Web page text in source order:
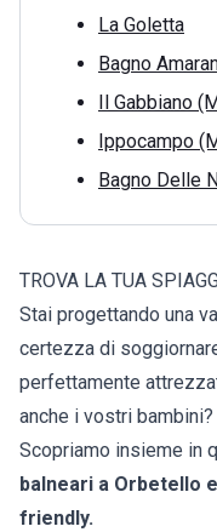
La Goletta
Bagno
Il Gabbiano
Ippocampo
Bagno Delle
TROVA LA TUA
Stai progettando una
certezza di
perfettamente
anche i vostri bambini?
Scopriamo insieme in
balneari a Orbetello
friendly.